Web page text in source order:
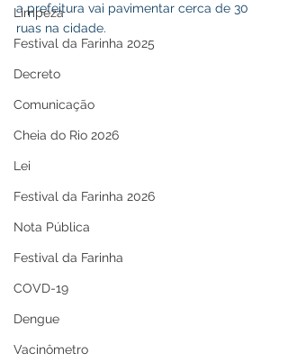
Limpeza
Festival da Farinha 2025
Decreto
Comunicação
Cheia do Rio 2026
Lei
Festival da Farinha 2026
Nota Pública
Festival da Farinha
COVD-19
Dengue
Vacinômetro
a prefeitura vai pavimentar cerca de 30
ruas na cidade.